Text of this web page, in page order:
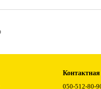
050-512-80-